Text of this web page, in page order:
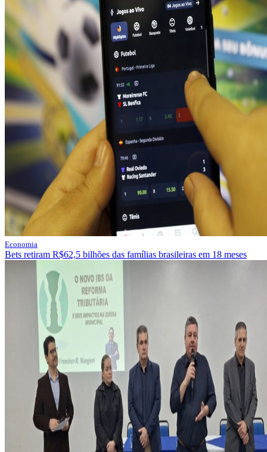
Economia
Bets retiram R$62,5 bilhões das famílias brasileiras em 18 meses